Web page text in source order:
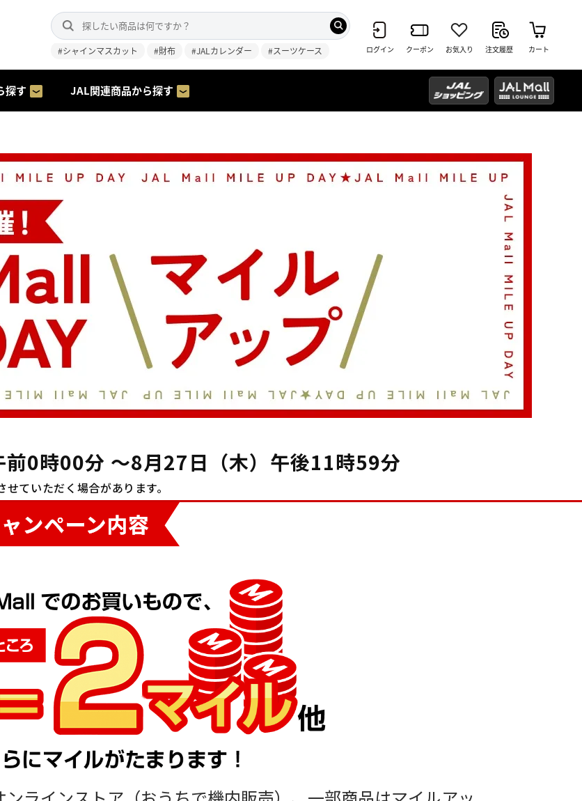
#シャインマスカット #財布 #JALカレンダー #スーツケース ログイン クーポン お気入り 注文履歴 カート
探す JAL関連商品から探す
0時00分 ～8月27日（木）午後11時59分
せていただく場合があります。